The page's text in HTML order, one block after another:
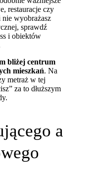
restauracje czy
nie wyobrażasz
sprawdź
i obiektów
bliżej centrum
mieszkań. Na
metraż w tej
za to dłuższym
a